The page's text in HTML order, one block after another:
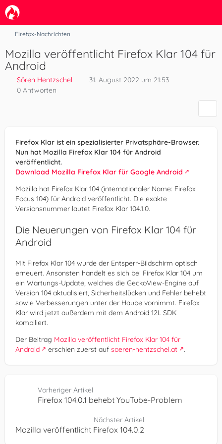
Firefox-Nachrichten
Mozilla veröffentlicht Firefox Klar 104 für
Android
Sören Hentzschel
31. August 2022 um 21:53
0 Antworten
Firefox Klar ist ein spezialisierter Privatsphäre-Browser.
Nun hat Mozilla Firefox Klar 104 für Android
veröffentlicht.
Download Mozilla Firefox Klar für Google Android
Mozilla hat Firefox Klar 104 (internationaler Name: Firefox
Focus 104) für Android veröffentlicht. Die exakte
Versionsnummer lautet Firefox Klar 104.1.0.
Die Neuerungen von Firefox Klar 104 für
Android
Mit Firefox Klar 104 wurde der Entsperr-Bildschirm optisch
erneuert. Ansonsten handelt es sich bei Firefox Klar 104 um
ein Wartungs-Update, welches die GeckoView-Engine auf
Version 104 aktualisiert, Sicherheitslücken und Fehler behebt
sowie Verbesserungen unter der Haube vornimmt. Firefox
Klar wird jetzt außerdem mit dem Android 12L SDK
kompiliert.
Der Beitrag Mozilla veröffentlicht Firefox Klar 104 für
Android
erschien zuerst auf soeren-hentzschel.at .
Vorheriger Artikel
Firefox 104.0.1 behebt YouTube-Problem
Nächster Artikel
Mozilla veröffentlicht Firefox 104.0.2